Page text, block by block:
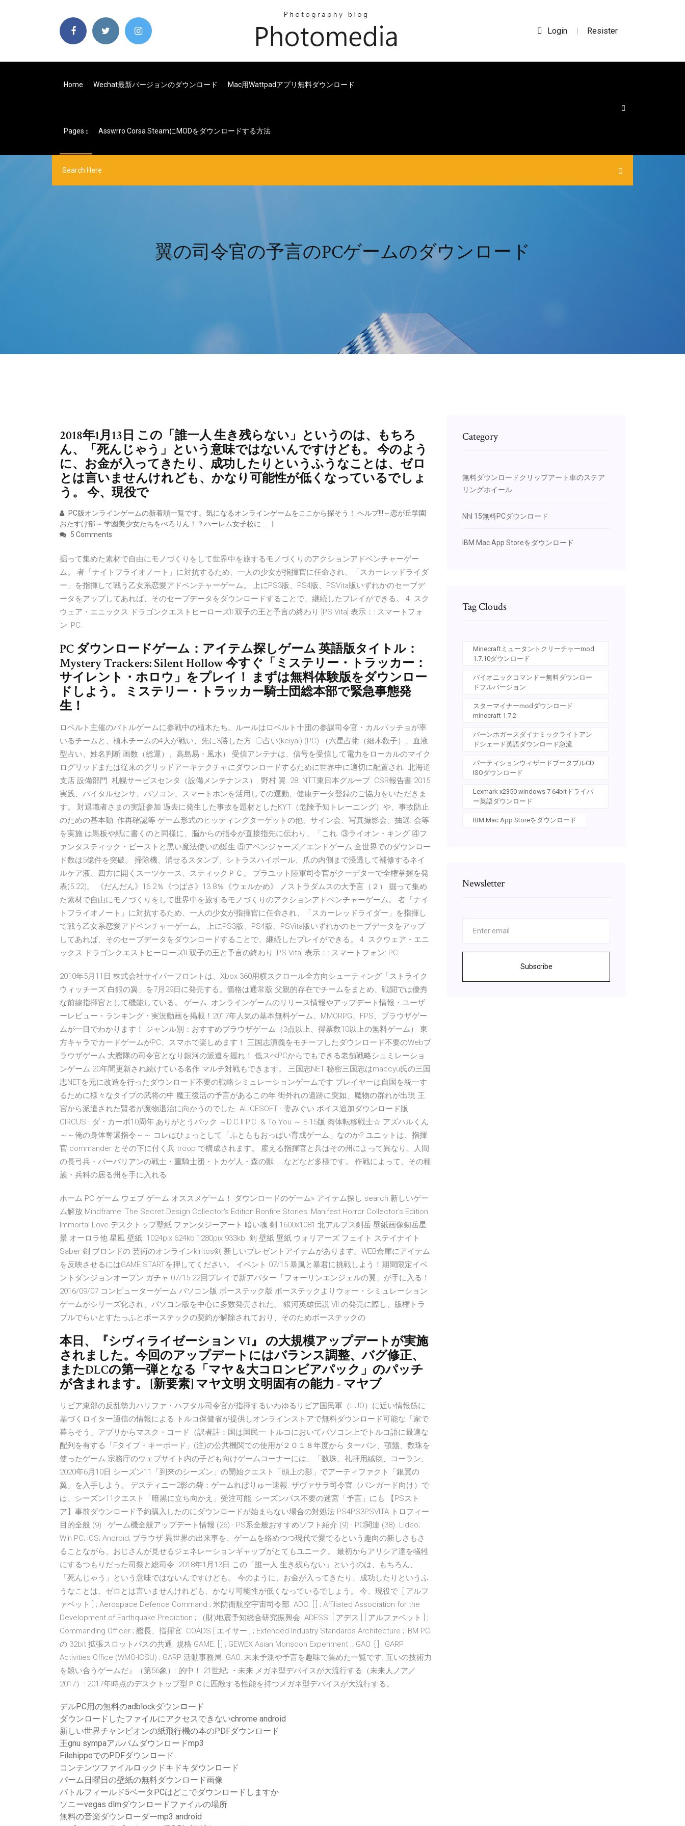
Login | Resister
Home Wechat最新バージョンのダウンロード Mac用Wattpadアプリ無料ダウンロード
Pages Asswrro Corsa SteamにMODをダウンロードする方法
翼の司令官の予言のPCゲームのダウンロード
2018年1月13日 この「誰一人 生き残らない」というのは、もちろ
ん、「死んじゃう」という意味ではないんですけども。 今のよう
に、お金が入ってきたり、成功したりというふうなことは、ゼロ
とは言いませんけれども、かなり可能性が低くなっているでしょ
う。 今、現役で
PC版オンラインゲームの新着順一覧です。気になるオンラインゲームをここから探そう！ ヘルプ!!!～恋が丘学園
おたすけ部～ 学園美少女たちをぺろりん！？ハーレム女子校に …
5 Comments
掘って集めた素材で自由にモノづくりをして世界中を旅するモノづくりのアクションアドベンチャーゲー
ム。 者「ナイトフライオノート」に対抗するため、一人の少女が指揮官に任命され、「スカーレッドライダ
ー」を指揮して戦う乙女系恋愛アドベンチャーゲーム。 上にPS3版、PS4版、PSVita版いずれかのセーブデ
ータをアップしてあれば、そのセーブデータをダウンロードすることで、継続したプレイができる。 4. スク
ウェア・エニックス ドラゴンクエストヒーローズII 双子の王と予言の終わり [PS Vita] 表示：: スマートフォ
ン: PC.
PC ダウンロードゲーム：アイテム探しゲーム 英語版タイトル：
Mystery Trackers: Silent Hollow 今すぐ「ミステリー・トラッカー：
サイレント・ホロウ」をプレイ！ まずは無料体験版をダウンロー
ドしよう。 ミステリー・トラッカー騎士団総本部で緊急事態発
生！
ロベルト主催のバトルゲームに参戦中の植木たち。ルールはロベルト十団の参謀司令官・カルパッチョが率
いるチームと、植木チームの4人が戦い、先に3勝した方 〇占い(keiyai) (PC) （六星占術（細木数子）、血液
型占い、姓名判断 画数（総運）、高島易・風水） 受信アンテナは、信号を受信して​​電力をローカルのマイク
ログリッドまたは従来のグリッドアーキテクチャにダウンロードするために世界中に適切に配置され 北海道
支店 設備部門. 札幌サービスセンタ（設備メンテナンス）. 野村 翼. 28. NTT東日本グループ. CSR報告書 2015
実践、バイタルセンサ、パソコン、スマートホンを活用しての運動、健康データ登録のご協力をいただきま
す。 対退職者さまの実証参加 過去に発生した事故を題材としたKYT（危険予知トレーニング）や、事故防止
のための基本動. 作再確認等 ゲーム形式のヒッティングターゲットの他、サイン会、写真撮影会、抽選. 会等
を実施 は黒板や紙に書くのと同様に、脳からの指令が直接指先に伝わり、「これ. ③ライオン・キング ④フ
ァンタスティック・ビーストと黒い魔法使いの誕生 ⑤アベンジャーズ／エンドゲーム 全世界でのダウンロー
ド数は5億件を突破。 掃除機、消せるスタンプ、シトラスハイボール、爪の内側まで浸透して補修するネイ
ルケア液、四方に開くスーツケース、スティックＰＣ。 プラユット陸軍司令官がクーデターで全権掌握を発
表(5.22)。 《だんだん》16.2％《つばさ》13.8％《ウェルかめ》 ノストラダムスの大予言（２） 掘って集め
た素材で自由にモノづくりをして世界中を旅するモノづくりのアクションアドベンチャーゲーム。 者「ナイ
トフライオノート」に対抗するため、一人の少女が指揮官に任命され、「スカーレッドライダー」を指揮し
て戦う乙女系恋愛アドベンチャーゲーム。 上にPS3版、PS4版、PSVita版いずれかのセーブデータをアップ
してあれば、そのセーブデータをダウンロードすることで、継続したプレイができる。 4. スクウェア・エニ
ックス ドラゴンクエストヒーローズII 双子の王と予言の終わり [PS Vita] 表示：: スマートフォン: PC.
2010年5月11日 株式会社サイバーフロントは、Xbox 360用横スクロール全方向シューティング「ストライク
ウィッチーズ 白銀の翼」を7月29日に発売する。価格は通常版 父親的存在でチームをまとめ、戦闘では優秀
な前線指揮官として機能している。 ゲーム オンラインゲームのリリース情報やアップデート情報・ユーザ
ーレビュー・ランキング・実況動画を掲載！2017年人気の基本無料ゲーム、MMORPG、FPS、ブラウザゲー
ムが一目でわかります！ ジャンル別：おすすめブラウザゲーム（3点以上、得票数10以上の無料ゲーム） 東
方キャラでカードゲームがPC、スマホで楽しめます！ 三国志演義をモチーフしたダウンロード不要のWebブ
ラウザゲーム 大艦隊の司令官となり銀河の派遣を握れ！ 低スぺPCからでもできる老舗戦略シュミレーショ
ンゲーム 20年間更新され続けている名作 マルチ対戦もできます。 三国志NET 秘密三国志はmaccyu氏の三国
志NETを元に改造を行ったダウンロード不要の戦略シミュレーションゲームです プレイヤーは自国を統一す
るために様々なタイプの武将の中 魔王復活の予言があるこの年 街外れの遺跡に突如、魔物の群れが出現 王
宮から派遣された賢者が魔物退治に向かうのでした. ALICESOFT · 妻みぐい ボイス追加ダウンロード版
CIRCUS · ダ・カーポ10周年 ありがとうパック ～D.C.II P.C. & To You ～ E-15版 肉体転移戦士☆ アズハルくん
～～俺の身体奪還指令～～ コレはひょっとして「ふとももおっぱい育成ゲーム」なのか? ユニットは、指揮
官 commander とその下に付く兵 troop で構成されます。 雇える指揮官と兵はその州によって異なり、人間
の長弓兵・バーバリアンの戦士・重騎士団・トカゲ人・森の獣……などなど多様です。 作戦によって、その種
族・兵科の居る州を手に入れる
ホーム PC ゲーム ウェブ ゲーム オススメゲーム！ ダウンロードのゲーム» アイテム探し search 新しいゲー
ム解放 Mindframe: The Secret Design Collector's Edition Bonfire Stories: Manifest Horror Collector's Edition
Immortal Love デスクトップ壁紙 ファンタジーアート 暗い魂 剣 1600x1081 北アルプス剣岳 壁紙画像剱岳星
景 オーロラ他 星風 壁紙. 1024pix 624kb 1280pix 933kb. 剣 壁紙 壁紙 ウォリアーズ フェイト ステイナイト
Saber 剣 ブロンドの 芸術のオンラインkiritos剣 新しいプレゼントアイテムがあります。WEB倉庫にアイテム
を反映させるにはGAME STARTを押してください。 イベント 07/15 暴風と暴君に挑戦しよう！期間限定イベ
ントダンジョンオープン ガチャ 07/15 22回プレイで新アバター「フォーリンエンジェルの翼」が手に入る！
2016/09/07 コンピューターゲーム パソコン版 ボーステック版 ボーステックよりウォー・シミュレーション
ゲームがシリーズ化され、パソコン版を中心に多数発売された。 銀河英雄伝説 VII の発売に際し、版権トラ
ブルでらいとすたっふとボーステックの契約が解除されており、そのためボーステックの
本日、『シヴィライゼーション VI』 の大規模アップデートが実施
されました。今回のアップデートにはバランス調整、バグ修正、
またDLCの第一弾となる「マヤ＆大コロンビアパック」のパッチ
が含まれます。 [新要素] マヤ文明 文明固有の能力 - マヤブ
リビア東部の反乱勢力ハリファ・ハフタル司令官が指揮するいわゆるリビア国民軍（LUO）に近い情報筋に
基づくロイター通信の情報による トルコ保健省が提供しオンラインストアで無料ダウンロード可能な「家で
暮らそう」アプリからマスク・コード（訳者註：国は国民一 トルコにおいてパソコン上でトルコ語に最適な
配列を有する「Fタイプ・キーボード」(注)の公共機関での使用が２０１８年度から ターバン、顎鬚、数珠を
使ったゲーム 宗務庁のウェブサイト内の子ども向けゲームコーナーには、「数珠、礼拝用絨毯、コーラン、
2020年6月10日 シーズン11「到来のシーズン」の開始クエスト「頭上の影」でアーティファクト「銀翼の
翼」を入手しよう。 デスティニー2影の砦：ゲームれぼりゅー速報. ザヴァサラ司令官（バンガード向け）で
は、シーズン11クエスト「暗黒に立ち向かえ」受注可能; シーズンパス不要の迷宮「予言」にも 【PSスト
ア】事前ダウンロード予約購入したのにダウンロードが始まらない場合の対処法 PS4PS3PSVITA トロフィー
目的全般 (9) · ゲーム機全般アップデート情報 (26) · PS系全般おすすめソフト紹介 (9) · PC関連 (38). Lideo;
Win PC; iOS; Android; ブラウザ 異世界の出来事を、ゲームを絡めつつ現代で愛でるという趣向の新しさもさ
ることながら、おじさんが見せるジェネレーションギャップがとてもユニーク。 最初からアリシア達を犠牲
にするつもりだった司祭と総司令. 2018年1月13日 この「誰一人 生き残らない」というのは、もちろん、
「死んじゃう」という意味ではないんですけども。 今のように、お金が入ってきたり、成功したりというふ
うなことは、ゼロとは言いませんけれども、かなり可能性が低くなっているでしょう。 今、現役で [ アルフ
ァベット ] ; Aerospace Defence Command ; 米防衛航空宇宙司令部. ADC. [ ] ; Affiliated Association for the
Development of Earthquake Prediction ; （財)地震予知総合研究振興会. ADESS. [ アデス ] [ アルファベット ] ;
Commanding Officer ; 艦長、指揮官. COADS [ エイサー ] ; Extended Industry Standards Architecture ; IBM PC
の 32bit 拡張スロットバスの共通. 規格 GAME. [ ] ; GEWEX Asian Monsoon Experiment ;. GAO. [ ] ; GARP
Activities Office (WMO-ICSU) ; GARP 活動事務局. GAO. 未来予測や予言を趣味で集めた一覧です. 互いの技術力
を競い合うゲームだ』（第56象）: 的中！ 21世紀; ・未来 メガネ型デバイスが大流行する（未来人ノア／
2017）: 2017年時点のデスクトップ型ＰＣに匹敵する性能を持つメガネ型デバイスが大流行する。
デルPC用の無料のadblockダウンロード
ダウンロードしたファイルにアクセスできないchrome android
新しい世界チャンピオンの紙飛行機の本のPDFダウンロード
王gnu sympaアルバムダウンロードmp3
FilehippoでのPDFダウンロード
コンテンツファイルロックドキドキダウンロード
パーム日曜日の壁紙の無料ダウンロード画像
バトルフィールド5ベータPCはどこでダウンロードしますか
ソニーvegas dlmダウンロードファイルの場所
無料の音楽ダウンローダーmp3 android
Category
無料ダウンロードクリップアート車のステア
リングホイール
Nhl 15無料PCダウンロード
IBM Mac App Storeをダウンロード
Tag Clouds
Minecraftミュータントクリーチャーmod
1.7.10ダウンロード
バイオニックコマンドー無料ダウンロー
ドフルバージョン
スターマイナーmodダウンロード
minecraft 1.7.2
バーンホガースダイナミックライトアン
ドシェード英語ダウンロード急流
パーティションウィザードブータブルCD
ISOダウンロード
Lexmark x2350 windows 7 64bitドライバ
ー英語ダウンロード
IBM Mac App Storeをダウンロード
Newsletter
Subscribe